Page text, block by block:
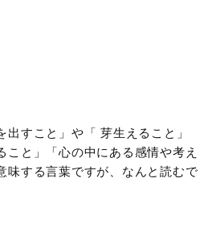
出すこと」や「 芽生えること」
こと」「心の中にある感情や考え
味する言葉ですが、なんと読むで